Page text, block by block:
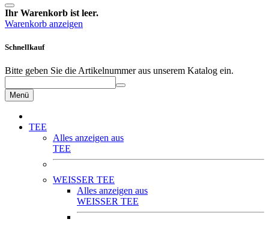
Ihr Warenkorb ist leer.
Warenkorb anzeigen
Schnellkauf
Bitte geben Sie die Artikelnummer aus unserem Katalog ein.
Menü
TEE
Alles anzeigen aus
TEE
WEISSER TEE
Alles anzeigen aus
WEISSER TEE